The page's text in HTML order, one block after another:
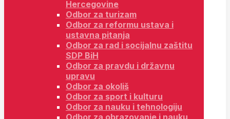
Hercegovine
Odbor za turizam
Odbor za reformu ustava i
ustavna pitanja
Odbor za rad i socijalnu zaštitu
SDP BiH
Odbor za pravdu i državnu
upravu
Odbor za okoliš
Odbor za sport i kulturu
Odbor za nauku i tehnologiju
Odbor za obrazovanje i nauku